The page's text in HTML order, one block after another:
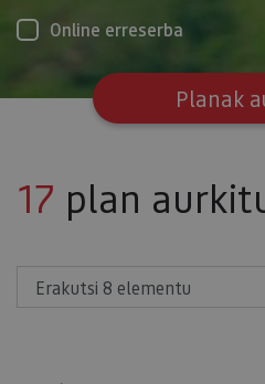
Online erreserba
Planak
17 plan